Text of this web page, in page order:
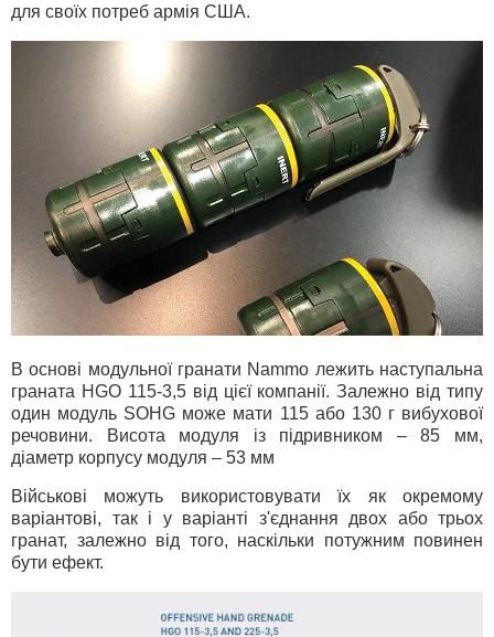
для своїх потреб армія США.
В основі модульної гранати Nammo лежить наступальна
граната HGO 115-3,5 від цієї компанії. Залежно від типу
один модуль SOHG може мати 115 або 130 г вибухової
речовини. Висота модуля із підривником – 85 мм,
діаметр корпусу модуля – 53 мм
Військові можуть використовувати їх як окремому
варіантові, так і у варіанті з'єднання двох або трьох
гранат, залежно від того, наскільки потужним повинен
бути ефект.